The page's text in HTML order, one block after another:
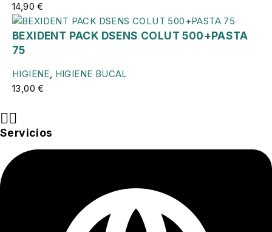
14,90€
BEXIDENT PACK DSENS COLUT 500+PASTA
75
HIGIENE, HIGIENE BUCAL
13,00€
Servicios